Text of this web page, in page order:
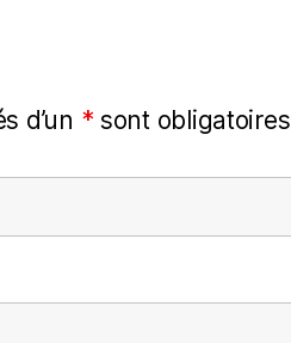
d’un * sont obligatoires